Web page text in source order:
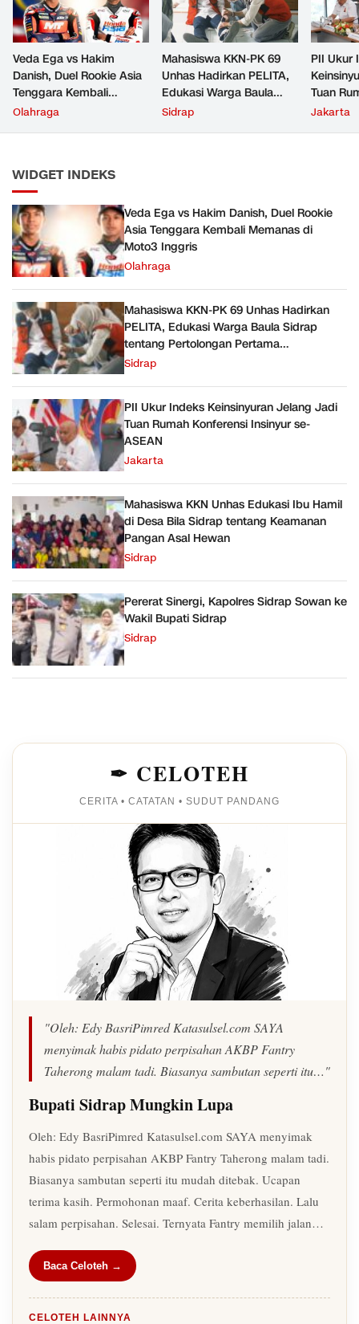
Veda Ega vs Hakim
Danish, Duel Rookie Asia
Tenggara Kembali
Memanas di Moto3
Olahraga
Mahasiswa KKN-PK 69
Unhas Hadirkan PELITA,
Edukasi Warga Baula
Sidrap tentang
Sidrap
PII Ukur
Tuan
Insinyur
Jakarta
WIDGET INDEKS
Veda Ega vs Hakim Danish, Duel Rookie
Asia Tenggara Kembali Memanas di
Moto3 Inggris
Olahraga
Mahasiswa KKN-PK 69 Unhas Hadirkan
PELITA, Edukasi Warga Baula Sidrap
tentang Pertolongan Pertama
Kegawatdaruratan
Sidrap
PII Ukur Indeks Keinsinyuran Jelang Jadi
Tuan Rumah Konferensi Insinyur se-
ASEAN
Jakarta
Mahasiswa KKN Unhas Edukasi Ibu Hamil
di Desa Bila Sidrap tentang Keamanan
Pangan Asal Hewan
Sidrap
Pererat Sinergi, Kapolres Sidrap Sowan ke
Wakil Bupati Sidrap
Sidrap
✒ CELOTEH
CERITA • CATATAN • SUDUT PANDANG
"Oleh: Edy BasriPimred Katasulsel.com SAYA
menyimak habis pidato perpisahan AKBP Fantry
Taherong malam tadi. Biasanya sambutan seperti itu…"
Bupati Sidrap Mungkin Lupa
Oleh: Edy BasriPimred Katasulsel.com SAYA menyimak
habis pidato perpisahan AKBP Fantry Taherong malam tadi.
Biasanya sambutan seperti itu mudah ditebak. Ucapan
terima kasih. Permohonan maaf. Cerita keberhasilan. Lalu
salam perpisahan. Selesai. Ternyata Fantry memilih jalan…
Baca Celoteh →
CELOTEH LAINNYA